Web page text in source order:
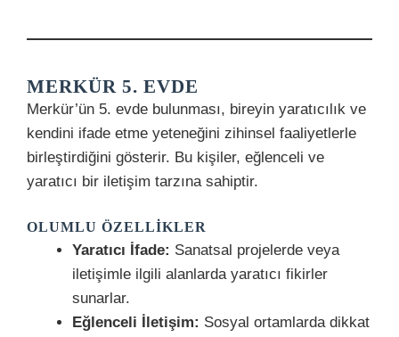
MERKÜR 5. EVDE
Merkür’ün 5. evde bulunması, bireyin yaratıcılık ve
kendini ifade etme yeteneğini zihinsel faaliyetlerle
birleştirdiğini gösterir. Bu kişiler, eğlenceli ve
yaratıcı bir iletişim tarzına sahiptir.
OLUMLU ÖZELLIKLER
Yaratıcı İfade: Sanatsal projelerde veya
iletişimle ilgili alanlarda yaratıcı fikirler
sunarlar.
Eğlenceli İletişim: Sosyal ortamlarda dikkat